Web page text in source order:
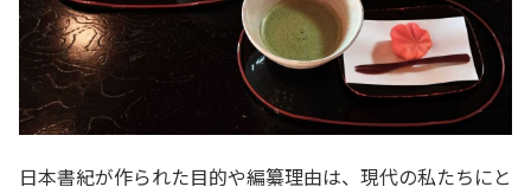
日本書紀が作られた目的や編纂理由は、現代の私たちにと